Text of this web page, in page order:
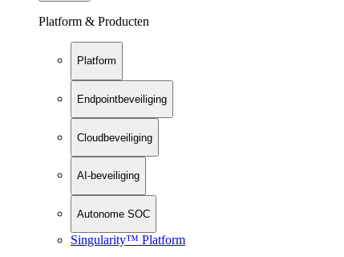
Platform & Producten
Platform
Endpointbeveiliging
Cloudbeveiliging
AI-beveiliging
Autonome SOC
Singularity™ Platform